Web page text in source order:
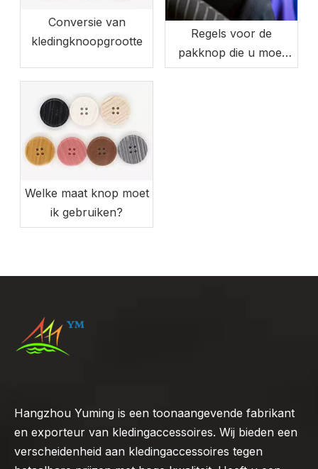
Conversie van
kledingknoopgrootte
Regels voor de
pakknop die u moet
kennen
Welke maat knop moet
ik gebruiken?
Hangzhou Yuming is een toonaangevende fabrikant
en exporteur van kledingaccessoires. Wij bieden een
verscheidenheid aan kledingaccessoires tegen